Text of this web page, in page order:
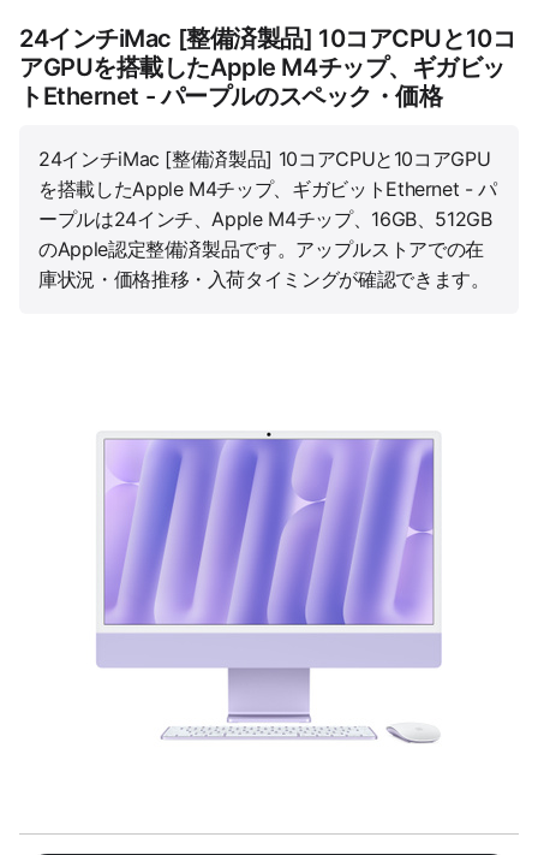
24インチiMac [整備済製品] 10コアCPUと10コ
アGPUを搭載したApple M4チップ、ギガビッ
トEthernet - パープルのスペック・価格
24インチiMac [整備済製品] 10コアCPUと10コアGPU
を搭載したApple M4チップ、ギガビットEthernet - パ
ープルは24インチ、Apple M4チップ、16GB、512GB
のApple認定整備済製品です。アップルストアでの在
庫状況・価格推移・入荷タイミングが確認できます。